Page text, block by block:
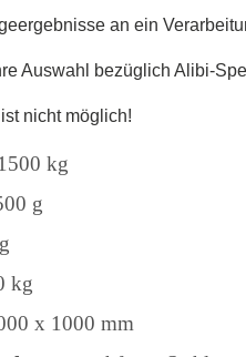
an ein
Auswahl bezüglich Alibi-
nicht möglich!
kg
g
kg
x 1000 mm